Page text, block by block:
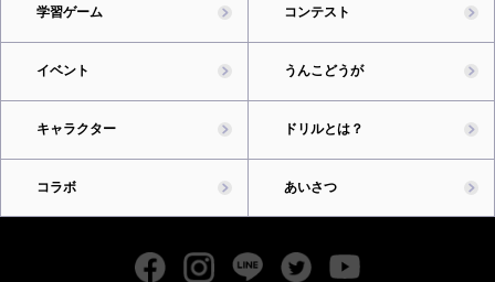
学習ゲーム コンテスト
イベント うんこどうが
キャラクター ドリルとは？
コラボ あいさつ